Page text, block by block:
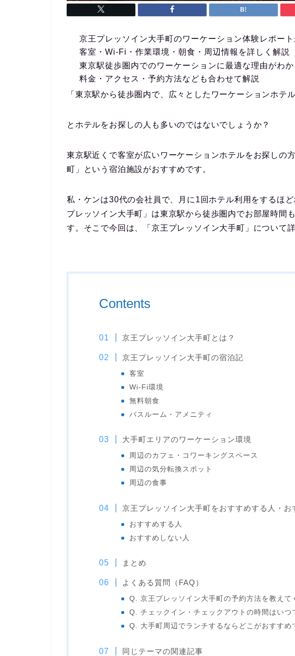
京王プレッソイン大手町のワーケーション体験レポート
客室・Wi-Fi・作業環境・朝食・周辺情報を詳しく解説
東京駅徒歩圏内でのワーケーションに最適な理由がわか
料金・アクセス・予約方法なども合わせて解説
「東京駅から徒歩圏内で、広々としたワーケーションホテ
とホテルをお探しの人も多いのではないでしょうか？
東京駅近くで客室が広いワーケーションホテルをお探しの
町」という宿泊施設がおすすめです。
私・ケンは30代の会社員で、月に1回ホテル利用をするほ
プレッソイン大手町」は東京駅から徒歩圏内でお部屋時間
す。そこで今回は、「京王プレッソイン大手町」について
Contents
京王プレッソイン大手町とは？
京王プレッソイン大手町の宿泊記
客室
Wi-Fi環境
無料朝食
バスルーム・アメニティ
大手町エリアのワーケーション環境
周辺のカフェ・コワーキングスペース
周辺の気分転換スポット
周辺の食事
京王プレッソイン大手町をおすすめする人・お
おすすめする人
おすすめしない人
まとめ
よくある質問（FAQ）
Q. 京王プレッソイン大手町の予約方法を教えて
Q. チェックイン・チェックアウトの時間はいつ
Q. 大手町周辺でランチするならどこがおすすめ
同じテーマの関連記事